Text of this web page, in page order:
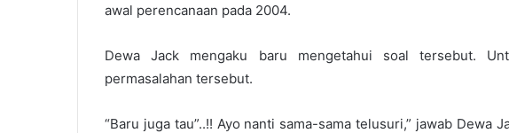
awal perencanaan pada 2004.
Dewa Jack mengaku baru mengetahui soal tersebut.
permasalahan tersebut.
“Baru juga tau”..!! Ayo nanti sama-sama telusuri,” jawab Dewa